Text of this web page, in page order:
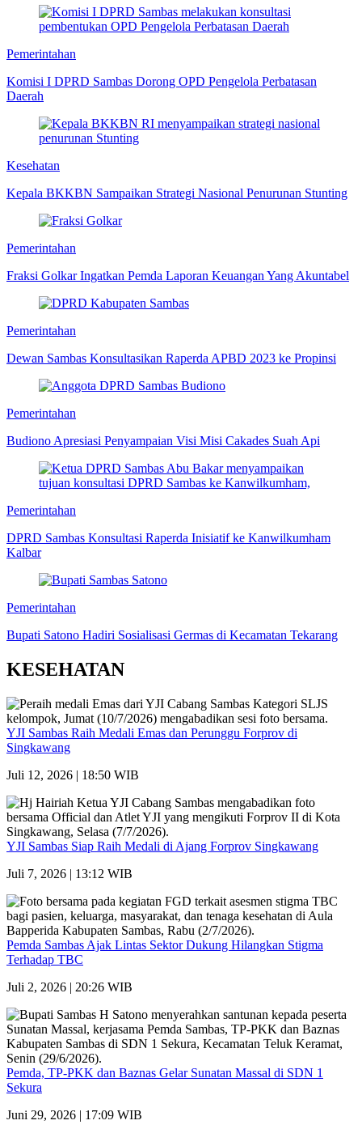
Pemerintahan
Komisi I DPRD Sambas Dorong OPD Pengelola Perbatasan
Daerah
Kesehatan
Kepala BKKBN Sampaikan Strategi Nasional Penurunan Stunting
Pemerintahan
Fraksi Golkar Ingatkan Pemda Laporan Keuangan Yang Akuntabel
Pemerintahan
Dewan Sambas Konsultasikan Raperda APBD 2023 ke Propinsi
Pemerintahan
Budiono Apresiasi Penyampaian Visi Misi Cakades Suah Api
Pemerintahan
DPRD Sambas Konsultasi Raperda Inisiatif ke Kanwilkumham
Kalbar
Pemerintahan
Bupati Satono Hadiri Sosialisasi Germas di Kecamatan Tekarang
KESEHATAN
YJI Sambas Raih Medali Emas dan Perunggu Forprov di
Singkawang
Juli 12, 2026 | 18:50 WIB
YJI Sambas Siap Raih Medali di Ajang Forprov Singkawang
Juli 7, 2026 | 13:12 WIB
Pemda Sambas Ajak Lintas Sektor Dukung Hilangkan Stigma
Terhadap TBC
Juli 2, 2026 | 20:26 WIB
Pemda, TP-PKK dan Baznas Gelar Sunatan Massal di SDN 1
Sekura
Juni 29, 2026 | 17:09 WIB